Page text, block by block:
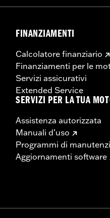
FINANZIAMENTI
Calcolatore finanziario
Finanziamenti per le
Servizi assicurativi
Extended Service
SERVIZI PER LA TUA
Assistenza autorizzata
Manuali d’uso
Programmi di
Aggiornamenti software